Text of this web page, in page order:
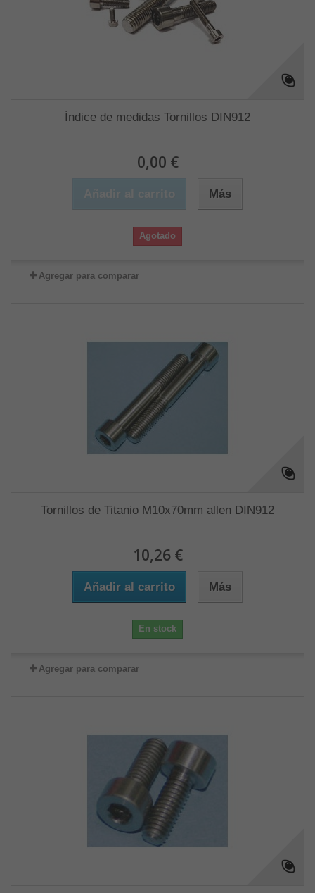
Índice de medidas Tornillos DIN912
0,00 €
Más
Agotado
Agregar para comparar
Tornillos de Titanio M10x70mm allen DIN912
10,26 €
Añadir al carrito Más
En stock
Agregar para comparar